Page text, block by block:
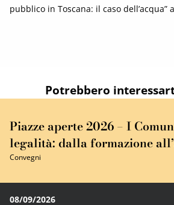
pubblico in Toscana: il caso dell’acqua”
Potrebbero
Piazze aperte 2026 – I
legalità: dalla formazione
Convegni
08/09/2026